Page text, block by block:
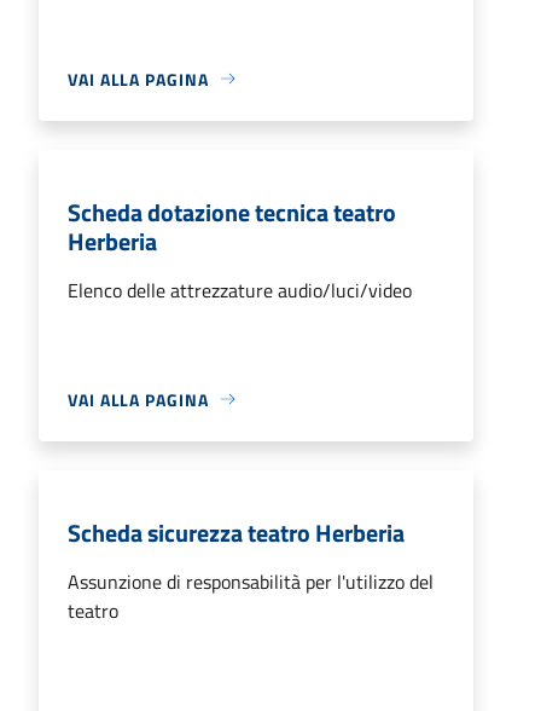
VAI ALLA PAGINA
Scheda dotazione tecnica teatro
Herberia
Elenco delle attrezzature audio/luci/video
VAI ALLA PAGINA
Scheda sicurezza teatro Herberia
Assunzione di responsabilità per l'utilizzo del
teatro